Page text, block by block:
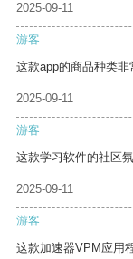
2025-09-11
游客
这款app的商品种类非
2025-09-11
游客
这款学习软件的社区
2025-09-11
游客
这款加速器VPM应用